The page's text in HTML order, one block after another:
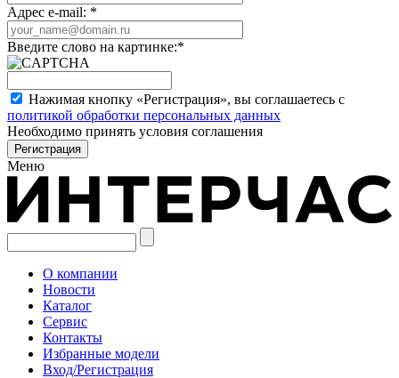
Адрес e-mail: *
Введите слово на картинке:*
Нажимая кнопку «Регистрация», вы соглашаетесь с
политикой обработки персональных данных
Необходимо принять условия соглашения
Меню
О компании
Новости
Каталог
Сервис
Контакты
Избранные модели
Вход/Регистрация